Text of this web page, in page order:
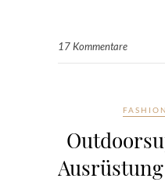
17 Kommentare
FASHION